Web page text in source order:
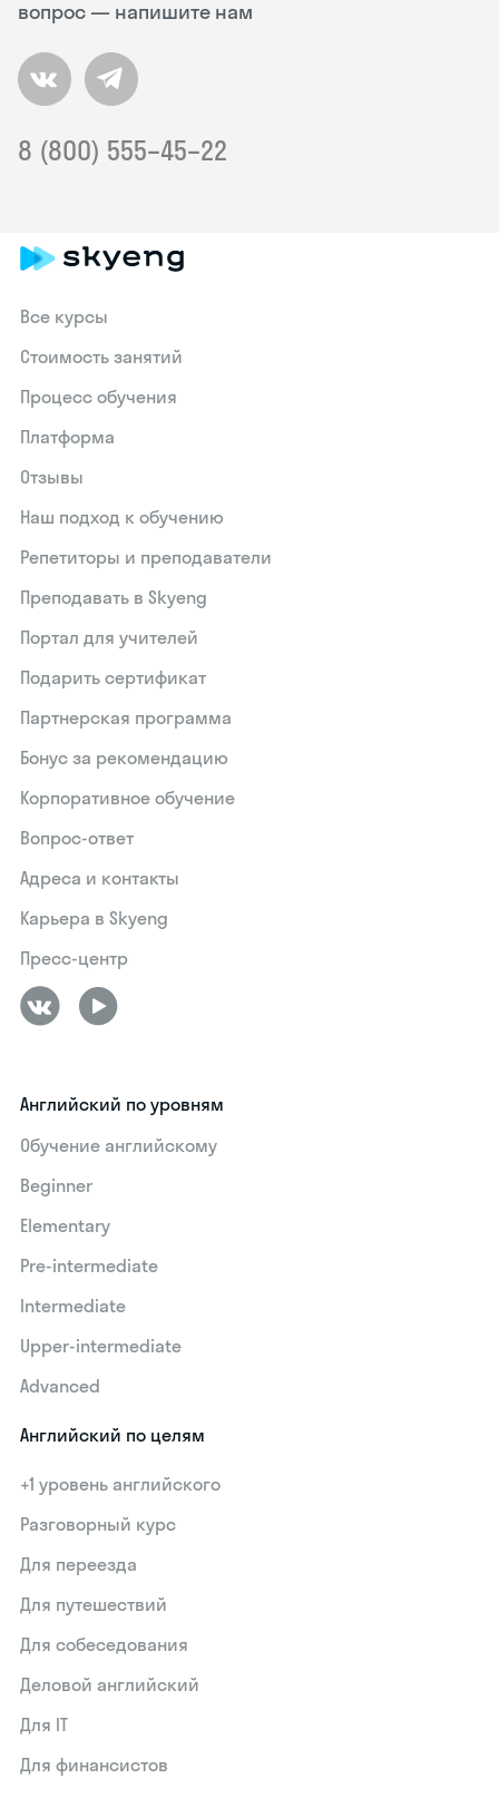
вопрос — напишите нам
8 (800) 555–45–22
Все курсы
Стоимость занятий
Процесс обучения
Платформа
Отзывы
Наш подход к обучению
Репетиторы и преподаватели
Преподавать в Skyeng
Портал для учителей
Подарить сертификат
Партнерская программа
Бонус за рекомендацию
Корпоративное обучение
Вопрос-ответ
Адреса и контакты
Карьера в Skyeng
Пресс-центр
Английский по уровням
Обучение английскому
Beginner
Elementary
Pre-intermediate
Intermediate
Upper-intermediate
Advanced
Английский по целям
+1 уровень английского
Разговорный курс
Для переезда
Для путешествий
Для собеседования
Деловой английский
Для IT
Для финансистов